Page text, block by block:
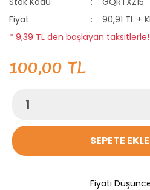
Fiyat
90,91 TL +
* 9,39 TL den başlayan taksitlerle!
100,00 TL
SEPETE EKLE
Fiyatı